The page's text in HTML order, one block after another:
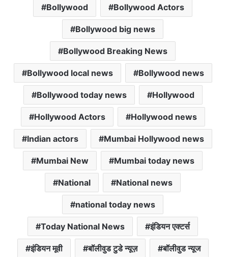
p
e
k
t
r
i
l
i
l
Bollywood Bollywood Actors
Bollywood big news
Bollywood Breaking News
Bollywood local news Bollywood news
Bollywood today news Hollywood
Hollywood Actors Hollywood news
Indian actors Mumbai Hollywood news
Mumbai New Mumbai today news
National National news
national today news
Today National News इंडियन एक्टर्स
इंडियन मूवी बॉलीवुड टुडे न्यूज़ बॉलीवुड न्यूज